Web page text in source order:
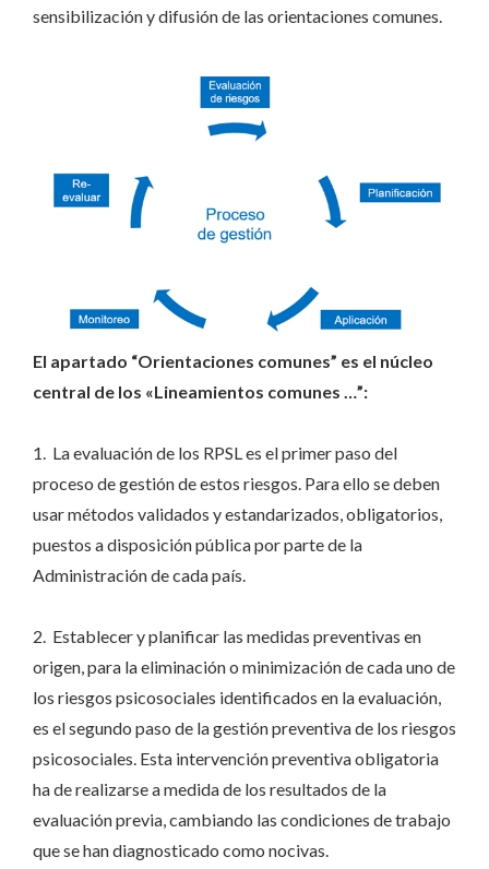
sensibilización y difusión de las orientaciones comunes.
El apartado “Orientaciones comunes” es el núcleo
central de los «Lineamientos comunes …”:
1. La evaluación de los RPSL es el primer paso del
proceso de gestión de estos riesgos. Para ello se deben
usar métodos validados y estandarizados, obligatorios,
puestos a disposición pública por parte de la
Administración de cada país.
2. Establecer y planificar las medidas preventivas en
origen, para la eliminación o minimización de cada uno de
los riesgos psicosociales identificados en la evaluación,
es el segundo paso de la gestión preventiva de los riesgos
psicosociales. Esta intervención preventiva obligatoria
ha de realizarse a medida de los resultados de la
evaluación previa, cambiando las condiciones de trabajo
que se han diagnosticado como nocivas.